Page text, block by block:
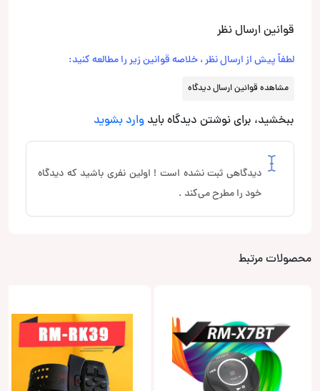
قوانین ارسال نظر
لطفاً پیش از ارسال نظر ، خلاصه قوانین زیر را مطالعه کنید:
مشاهده قوانین ارسال دیدگاه
ببخشید، برای نوشتن دیدگاه باید وارد بشوید
دیدگاهی ثبت نشده است ! اولین نفری باشید که دیدگاه
خود را مطرح می‌کند .
محصولات مرتبط